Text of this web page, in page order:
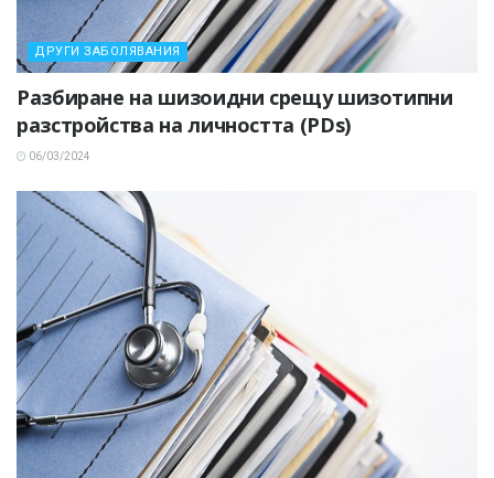
ДРУГИ ЗАБОЛЯВАНИЯ
Разбиране на шизоидни срещу шизотипни
разстройства на личността (PDs)
06/03/2024